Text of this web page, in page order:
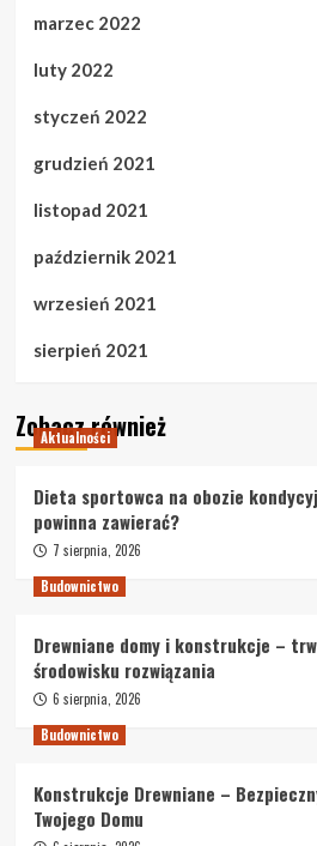
marzec 2022
luty 2022
styczeń 2022
grudzień 2021
listopad 2021
październik 2021
wrzesień 2021
sierpień 2021
Zobacz również
Aktualności
Dieta sportowca na obozie
powinna zawierać?
7 sierpnia, 2026
Budownictwo
Drewniane domy i konstrukcje –
środowisku rozwiązania
6 sierpnia, 2026
Budownictwo
Konstrukcje Drewniane –
Twojego Domu